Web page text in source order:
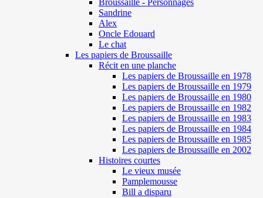
Sandrine
Alex
Oncle Edouard
Le chat
Les papiers de Broussaille
Récit en une planche
Les papiers de Broussaille en 1978
Les papiers de Broussaille en 1979
Les papiers de Broussaille en 1980
Les papiers de Broussaille en 1982
Les papiers de Broussaille en 1983
Les papiers de Broussaille en 1984
Les papiers de Broussaille en 1985
Les papiers de Broussaille en 2002
Histoires courtes
Le vieux musée
Pamplemousse
Bill a disparu